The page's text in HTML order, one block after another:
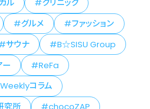
ル
クリニック
グルメ
ファッション
サウナ
B☆SISU Group
ー
ReFa
コラム
究所
chocoZAP